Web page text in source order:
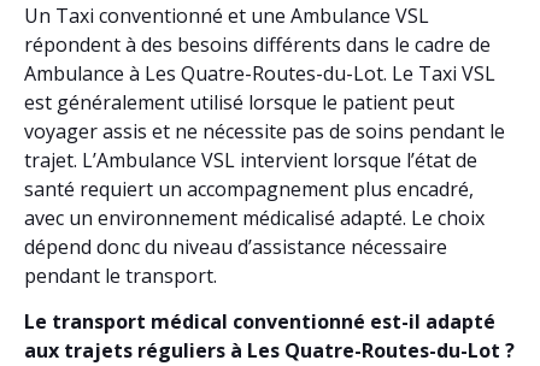
Un Taxi conventionné et une Ambulance VSL
répondent à des besoins différents dans le cadre de
Ambulance à Les Quatre-Routes-du-Lot. Le Taxi VSL
est généralement utilisé lorsque le patient peut
voyager assis et ne nécessite pas de soins pendant le
trajet. L’Ambulance VSL intervient lorsque l’état de
santé requiert un accompagnement plus encadré,
avec un environnement médicalisé adapté. Le choix
dépend donc du niveau d’assistance nécessaire
pendant le transport.
Le transport médical conventionné est-il adapté
aux trajets réguliers à Les Quatre-Routes-du-Lot ?